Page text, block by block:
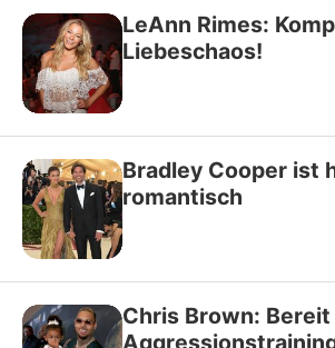
LeAnn Rimes:
Liebeschaos!
Bradley Cooper ist
romantisch
Chris Brown: